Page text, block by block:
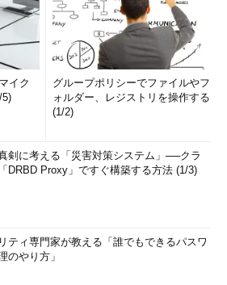
イク
5)
グループポリシーでファイルやフ
ォルダー、レジストリを操作する
(1/2)
剣に考える「災害対策システム」──クラ
DRBD Proxy」ですぐ構築する方法 (1/3)
ティ専門家が教える「誰でもできるパスワ
のやり方」